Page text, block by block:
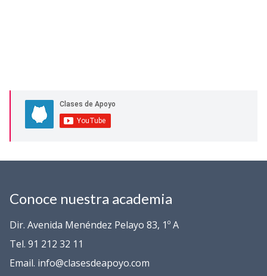
Conoce nuestra academia
Dir. Avenida Menéndez Pelayo 83, 1º A
Tel. 91 212 32 11
Email. info@clasesdeapoyo.com